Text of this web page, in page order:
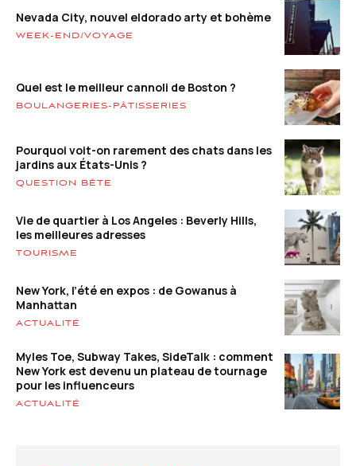
Nevada City, nouvel eldorado arty et bohème
WEEK-END/VOYAGE
Quel est le meilleur cannoli de Boston ?
BOULANGERIES-PÂTISSERIES
Pourquoi voit-on rarement des chats dans les
jardins aux États-Unis ?
QUESTION BÊTE
Vie de quartier à Los Angeles : Beverly Hills,
les meilleures adresses
TOURISME
New York, l’été en expos : de Gowanus à
Manhattan
ACTUALITÉ
Myles Toe, Subway Takes, SideTalk : comment
New York est devenu un plateau de tournage
pour les influenceurs
ACTUALITÉ